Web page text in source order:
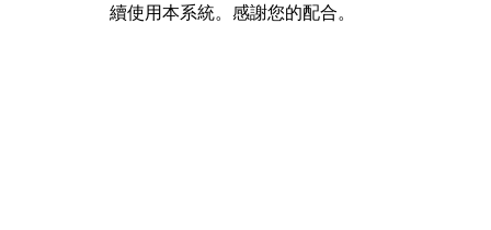
續使用本系統。感謝您的配合。